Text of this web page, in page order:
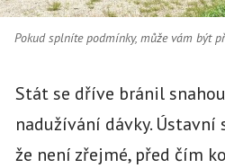
Pokud splníte podmínky, může vám být
Stát se dříve bránil
nadužívání dávky. Ústavní
že není zřejmé, před čím